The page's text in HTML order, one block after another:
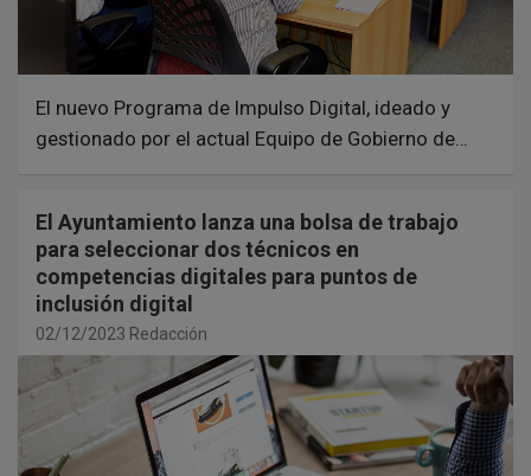
El nuevo Programa de Impulso Digital, ideado y
gestionado por el actual Equipo de Gobierno de…
El Ayuntamiento lanza una bolsa de trabajo
para seleccionar dos técnicos en
competencias digitales para puntos de
inclusión digital
02/12/2023 Redacción